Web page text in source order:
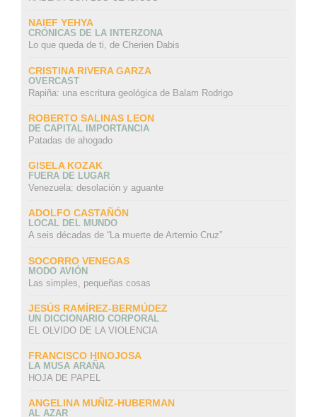
NAIEF YEHYA
CRÓNICAS DE LA INTERZONA
Lo que queda de ti, de Cherien Dabis
CRISTINA RIVERA GARZA
OVERCAST
Rapiña: una escritura geológica de Balam Rodrigo
ROBERTO SALINAS LEON
DE CAPITAL IMPORTANCIA
Patadas de ahogado
GISELA KOZAK
FUERA DE LUGAR
Venezuela: desolación y aguante
ADOLFO CASTAÑÓN
LOCAL DEL MUNDO
A seis décadas de “La muerte de Artemio Cruz”
SOCORRO VENEGAS
MODO AVIÓN
Las simples, pequeñas cosas
JESÚS RAMÍREZ-BERMÚDEZ
UN DICCIONARIO CORPORAL
EL OLVIDO DE LA VIOLENCIA
FRANCISCO HINOJOSA
LA MUSA ARAÑA
HOJA DE PAPEL
ANGELINA MUÑIZ-HUBERMAN
AL AZAR